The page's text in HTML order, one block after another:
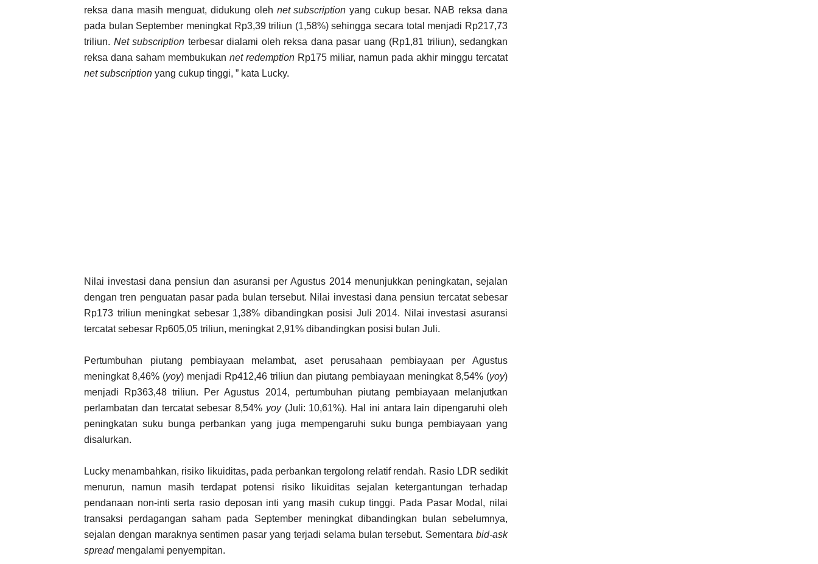
reksa dana masih menguat, didukung oleh net subscription yang cukup besar. NAB reksa dana
pada bulan September meningkat Rp3,39 triliun (1,58%) sehingga secara total menjadi Rp217,73
triliun. Net subscription terbesar dialami oleh reksa dana pasar uang (Rp1,81 triliun), sedangkan
reksa dana saham membukukan net redemption Rp175 miliar, namun pada akhir minggu tercatat
net subscription yang cukup tinggi, ” kata Lucky.
Nilai investasi dana pensiun dan asuransi per Agustus 2014 menunjukkan peningkatan, sejalan
dengan tren penguatan pasar pada bulan tersebut. Nilai investasi dana pensiun tercatat sebesar
Rp173 triliun meningkat sebesar 1,38% dibandingkan posisi Juli 2014. Nilai investasi asuransi
tercatat sebesar Rp605,05 triliun, meningkat 2,91% dibandingkan posisi bulan Juli.
Pertumbuhan piutang pembiayaan melambat, aset perusahaan pembiayaan per Agustus
meningkat 8,46% (yoy) menjadi Rp412,46 triliun dan piutang pembiayaan meningkat 8,54% (yoy)
menjadi Rp363,48 triliun. Per Agustus 2014, pertumbuhan piutang pembiayaan melanjutkan
perlambatan dan tercatat sebesar 8,54% yoy(Juli: 10,61%). Hal ini antara lain dipengaruhi oleh
peningkatan suku bunga perbankan yang juga mempengaruhi suku bunga pembiayaan yang
disalurkan.
Lucky menambahkan, risiko likuiditas, pada perbankan tergolong relatif rendah. Rasio LDR sedikit
menurun, namun masih terdapat potensi risiko likuiditas sejalan ketergantungan terhadap
pendanaan non-inti serta rasio deposan inti yang masih cukup tinggi. Pada Pasar Modal, nilai
transaksi perdagangan saham pada September meningkat dibandingkan bulan sebelumnya,
sejalan dengan maraknya sentimen pasar yang terjadi selama bulan tersebut. Sementara bid-ask
spreadmengalami penyempitan.